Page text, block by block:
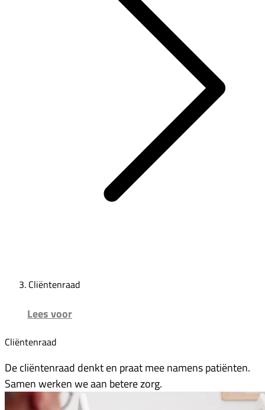
Cliëntenraad
Lees voor
Cliëntenraad
De cliëntenraad denkt en praat mee namens patiënten.
Samen werken we aan betere zorg.